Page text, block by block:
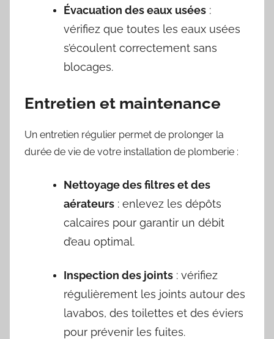
Évacuation des eaux usées :
vérifiez que toutes les eaux usées
s’écoulent correctement sans
blocages.
Entretien et maintenance
Un entretien régulier permet de prolonger la
durée de vie de votre installation de plomberie :
Nettoyage des filtres et des
aérateurs : enlevez les dépôts
calcaires pour garantir un débit
d’eau optimal.
Inspection des joints : vérifiez
régulièrement les joints autour des
lavabos, des toilettes et des éviers
pour prévenir les fuites.